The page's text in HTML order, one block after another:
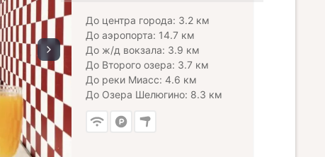
До центра города: 3.2 км
До аэропорта: 14.7 км
До ж/д вокзала: 3.9 км
До Второго озера: 3.7 км
До реки Миасс: 4.6 км
До Озера Шелюгино: 8.3 км